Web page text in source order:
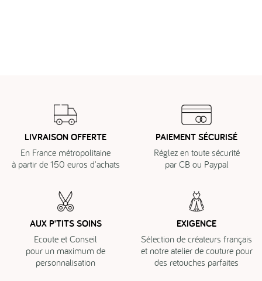
LIVRAISON OFFERTE
En France métropolitaine
à partir de 150 euros d'achats
PAIEMENT SÉCURISÉ
Réglez en toute sécurité
par CB ou Paypal
AUX P'TITS SOINS
Ecoute et Conseil
pour un maximum de
personnalisation
EXIGENCE
Sélection de créateurs français
et notre atelier de couture pour
des retouches parfaites